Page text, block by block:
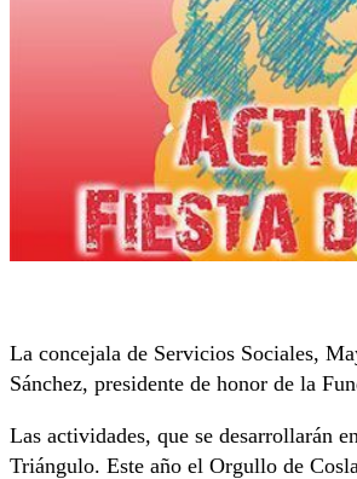
La concejala de Servicios Sociales,
Sánchez, presidente de honor de la
Las actividades, que se desarrollarán
Triángulo. Este año el Orgullo de